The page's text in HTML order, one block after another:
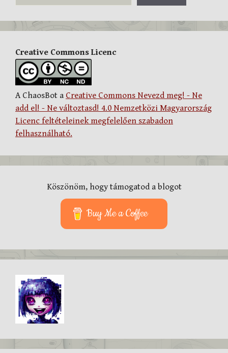
Creative Commons Licenc
A ChaosBot a Creative Commons Nevezd meg! - Ne
add el! - Ne változtasd! 4.0 Nemzetközi Magyarország
Licenc feltételeinek megfelelően szabadon
felhasználható.
Köszönöm, hogy támogatod a blogot
Buy Me a Coffee